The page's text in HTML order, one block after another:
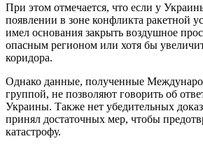
При этом отмечается, что если у
появлении в зоне конфликта ракетной
имел основания закрыть воздушное
опасным регионом или хотя бы
коридора.
Однако данные, полученные
группой, не позволяют говорить об
Украины. Также нет убедительных
принял достаточных мер, чтобы
катастрофу.